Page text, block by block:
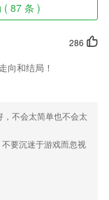
系,只需拍照并搜题即
，快速掌握全球资讯
安全和司机账务结算
用AI智能测试算法；
( 87 条 )
286
向和结局！
，不会太简单也不会太
要沉迷于游戏而忽视